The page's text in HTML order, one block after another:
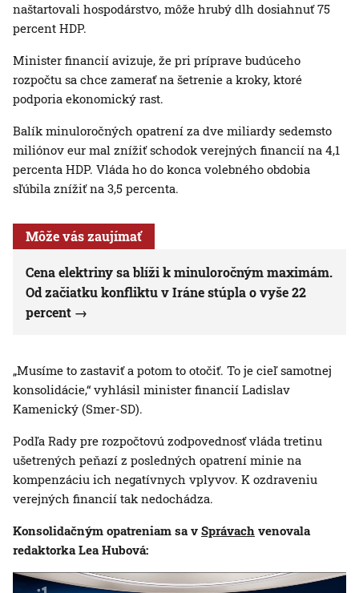
naštartovali hospodárstvo, môže hrubý dlh dosiahnuť 75
percent HDP.
Minister financií avizuje, že pri príprave budúceho
rozpočtu sa chce zamerať na šetrenie a kroky, ktoré
podporia ekonomický rast.
Balík minuloročných opatrení za dve miliardy sedemsto
miliónov eur mal znížiť schodok verejných financií na 4,1
percenta HDP. Vláda ho do konca volebného obdobia
sľúbila znížiť na 3,5 percenta.
Môže vás zaujímať
Cena elektriny sa blíži k minuloročným maximám.
Od začiatku konfliktu v Iráne stúpla o vyše 22
percent
„Musíme to zastaviť a potom to otočiť. To je cieľ samotnej
konsolidácie,“ vyhlásil minister financií Ladislav
Kamenický (Smer-SD).
Podľa Rady pre rozpočtovú zodpovednosť vláda tretinu
ušetrených peňazí z posledných opatrení minie na
kompenzáciu ich negatívnych vplyvov. K ozdraveniu
verejných financií tak nedochádza.
Konsolidačným opatreniam sa v Správach venovala
redaktorka Lea Hubová: